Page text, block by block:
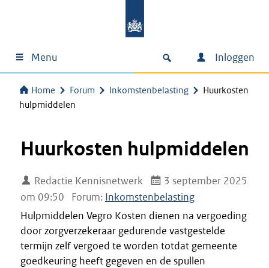
Menu Inloggen
Home Forum Inkomstenbelasting
Huurkosten
hulpmiddelen
Huurkosten hulpmiddelen
Redactie Kennisnetwerk
3 september 2025
om 09:50
Forum: Inkomstenbelasting
Hulpmiddelen Vegro Kosten dienen na vergoeding
door zorgverzekeraar gedurende vastgestelde
termijn zelf vergoed te worden totdat gemeente
goedkeuring heeft gegeven en de spullen